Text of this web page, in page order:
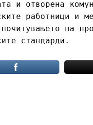
и отворена
работници и
на
стандарди.